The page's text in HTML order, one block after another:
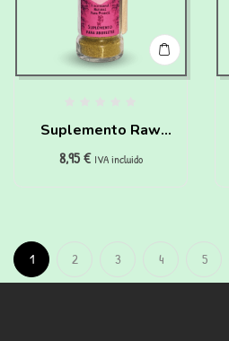
Suplemento Raw
Senior para perros
8,95€ IVA incluido
1 2 3 4 5